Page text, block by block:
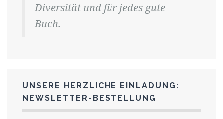
Diversität und für jedes gute
Buch.
UNSERE HERZLICHE EINLADUNG:
NEWSLETTER-BESTELLUNG